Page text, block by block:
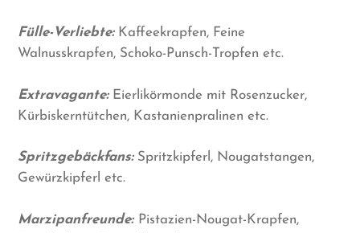
Fülle-Verliebte:Kaffeekrapfen, Feine
Walnusskrapfen, Schoko-Punsch-Tropfen etc.
Extravagante:Eierlikörmonde mit Rosenzucker,
Kürbiskerntütchen, Kastanienpralinen etc.
Spritzgebäckfans:Spritzkipferl, Nougatstangen,
Gewürzkipferl etc.
Marzipanfreunde: Pistazien-Nougat-Krapfen,